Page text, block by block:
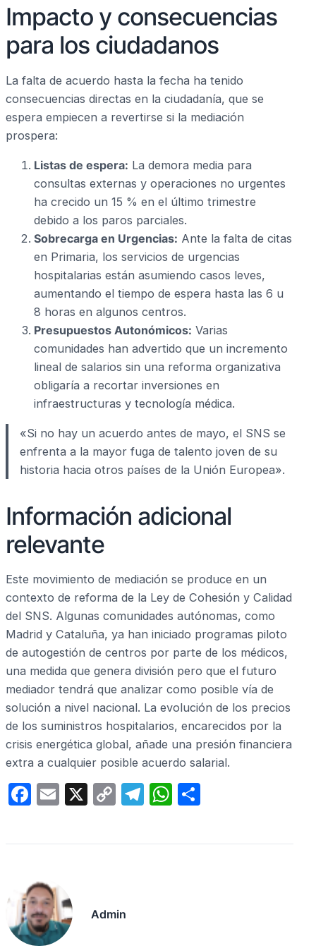
Impacto y consecuencias
para los ciudadanos
La falta de acuerdo hasta la fecha ha tenido
consecuencias directas en la ciudadanía, que se
espera empiecen a revertirse si la mediación
prospera:
Listas de espera: La demora media para
consultas externas y operaciones no urgentes
ha crecido un 15 % en el último trimestre
debido a los paros parciales.
Sobrecarga en Urgencias: Ante la falta de citas
en Primaria, los servicios de urgencias
hospitalarias están asumiendo casos leves,
aumentando el tiempo de espera hasta las 6 u
8 horas en algunos centros.
Presupuestos Autonómicos: Varias
comunidades han advertido que un incremento
lineal de salarios sin una reforma organizativa
obligaría a recortar inversiones en
infraestructuras y tecnología médica.
«Si no hay un acuerdo antes de mayo, el SNS se
enfrenta a la mayor fuga de talento joven de su
historia hacia otros países de la Unión Europea».
Información adicional
relevante
Este movimiento de mediación se produce en un
contexto de reforma de la Ley de Cohesión y Calidad
del SNS. Algunas comunidades autónomas, como
Madrid y Cataluña, ya han iniciado programas piloto
de autogestión de centros por parte de los médicos,
una medida que genera división pero que el futuro
mediador tendrá que analizar como posible vía de
solución a nivel nacional. La evolución de los precios
de los suministros hospitalarios, encarecidos por la
crisis energética global, añade una presión financiera
extra a cualquier posible acuerdo salarial.
F
c
b
o
o
E
ail
X
C
p
n
T
e
W
at m
Admin